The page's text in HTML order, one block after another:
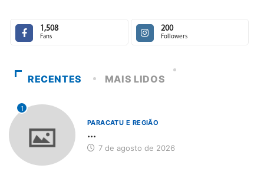
1,508
Fans
200
Followers
RECENTES MAIS LIDOS
1
PARACATU E REGIÃO
...
7 de agosto de 2026